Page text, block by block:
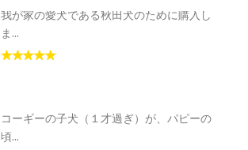
我が家の愛犬である秋田犬のために購入し
ま...
コーギーの子犬（１才過ぎ）が、パピーの
頃...